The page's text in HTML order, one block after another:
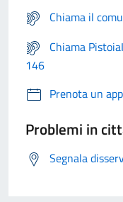
Chiama il
Chiama
146
Prenota un
Problemi in
Segnala